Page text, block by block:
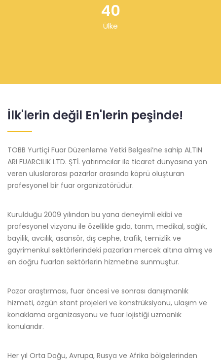
40
Ülke
İlk'lerin değil En'lerin peşinde!
TOBB Yurtiçi Fuar Düzenleme Yetki Belgesi’ne sahip ALTIN
ARI FUARCILIK LTD. ŞTİ. yatırımcılar ile ticaret dünyasına yön
veren uluslararası pazarlar arasında köprü oluşturan
profesyonel bir fuar organizatörüdür.
Kurulduğu 2009 yılından bu yana deneyimli ekibi ve
profesyonel vizyonu ile özellikle gıda, tarım, medikal, sağlık,
bayilik, avcılık, asansör, dış cephe, trafik, temizlik ve
gayrimenkul sektörlerindeki pazarları mercek altına almış ve
en doğru fuarları sektörlerin hizmetine sunmuştur.
Pazar araştırması, fuar öncesi ve sonrası danışmanlık
hizmeti, özgün stant projeleri ve konstrüksiyonu, ulaşım ve
konaklama organizasyonu ve fuar lojistiği uzmanlık
konularıdır.
Her yıl Orta Doğu, Avrupa, Rusya ve Afrika bölgelerinden